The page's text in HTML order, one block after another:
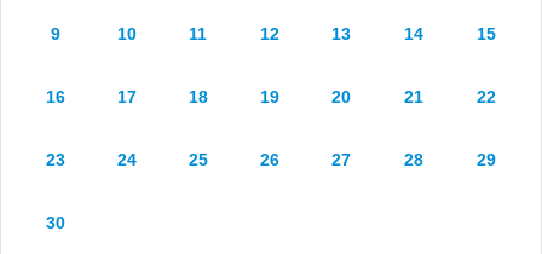
9 10 11 12 13 14 15
16 17 18 19 20 21 22
23 24 25 26 27 28 29
30